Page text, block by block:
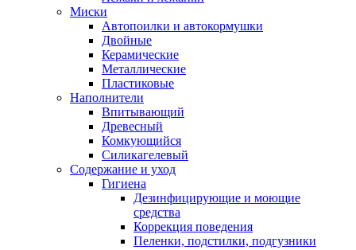
Миски
Автопоилки и автокормушки
Двойные
Керамические
Металлические
Пластиковые
Наполнители
Впитывающий
Древесный
Комкующийся
Силикагелевый
Содержание и уход
Гигиена
Дезинфицирующие и моющие
средства
Коррекция поведения
Пеленки, подстилки, подгузники